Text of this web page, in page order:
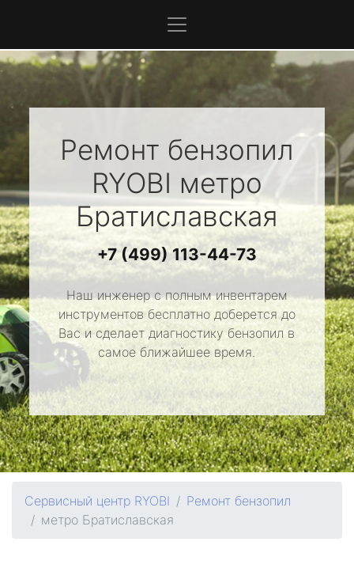
Ремонт бензопил
RYOBI метро
Братиславская
+7 (499) 113-44-73
Наш инженер с полным инвентарем
инструментов бесплатно доберется до
Вас и сделает диагностику бензопил в
самое ближайшее время.
Сервисный центр RYOBI
Ремонт бензопил
метро Братиславская